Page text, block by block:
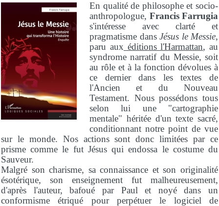
En qualité de philosophe et socio-
anthropologue, Francis Farrugia
s'intéresse avec clarté et
pragmatisme dansJésus le Messie,
paru aux éditions l'Harmattan, au
syndrome narratif du Messie, soit
au rôle et à la fonction dévolues à
ce dernier dans les textes de
l'Ancien et du Nouveau
Testament. Nous possédons tous
selon lui une "cartographie
mentale" héritée d'un texte sacré,
conditionnant notre point de vue
sur le monde. Nos actions sont donc limitées par ce
prisme comme le fut Jésus qui endossa le costume du
Sauveur.
Malgré son charisme, sa connaissance et son originalité
ésotérique, son enseignement fut malheureusement,
d'après l'auteur, bafoué par Paul et noyé dans un
conformisme étriqué pour perpétuer le logiciel de